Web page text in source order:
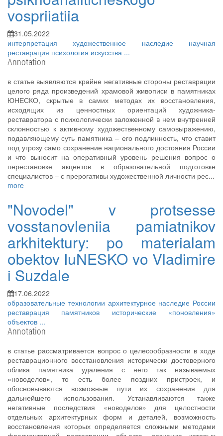
vospriiatiia
31.05.2022
интерпретацияхудожественное наследие научная
реставрация психология искусства ...
Annotation
в статье выявляются крайне негативные стороны реставрации
целого ряда произведений храмовой живописи в памятниках
ЮНЕСКО, скрытые в самих методах их восстановления,
исходящих из ценностных ориентаций художника-
реставратора с психологически заложенной в нем внутренней
склонностью к активному художественному самовыражению,
подавляющему суть памятника – его подлинность, что ставит
под угрозу само сохранение национального достояния России
и что выносит на оперативный уровень решения вопрос о
перестановке акцентов в образовательной подготовке
специалистов – с прерогативы художественной личности рес...
more
"Novodel" v protsesse
vosstanovleniia pamiatnikov
arkhitektury: po materialam
obektov IuNESKO vo Vladimire
i Suzdale
17.06.2022
образовательные технологии архитектурное наследие России
реставрация памятников исторические «поновления»
объектов ...
Annotation
в статье рассматривается вопрос о целесообразности в ходе
реставрационного восстановления исторически достоверного
облика памятника удаления с него так называемых
«новоделов», то есть более поздних пристроек, и
обосновываются возможные пути их сохранения для
дальнейшего использования. Устанавливаются также
негативные последствия «новоделов» для целостности
отдельных архитектурных форм и деталей, возможность
восстановления которых определяется сложными методами